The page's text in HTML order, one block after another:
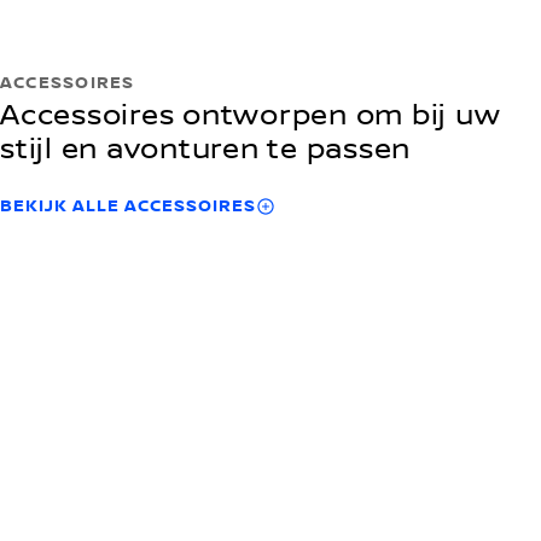
ACCESSOIRES
Accessoires ontworpen om bij uw
stijl en avonturen te passen
BEKIJK ALLE ACCESSOIRES